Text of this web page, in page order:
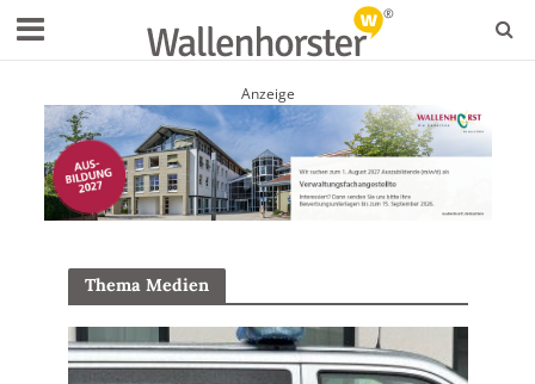
Anzeige
Thema Medien